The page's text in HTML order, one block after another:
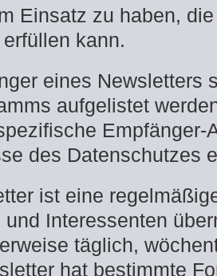
Einsatz zu haben,
kann.
eines Newsletters
aufgelistet
Empfänger-
des Datenschutzes
ist eine
und Interessenten
täglich,
hat bestimmte